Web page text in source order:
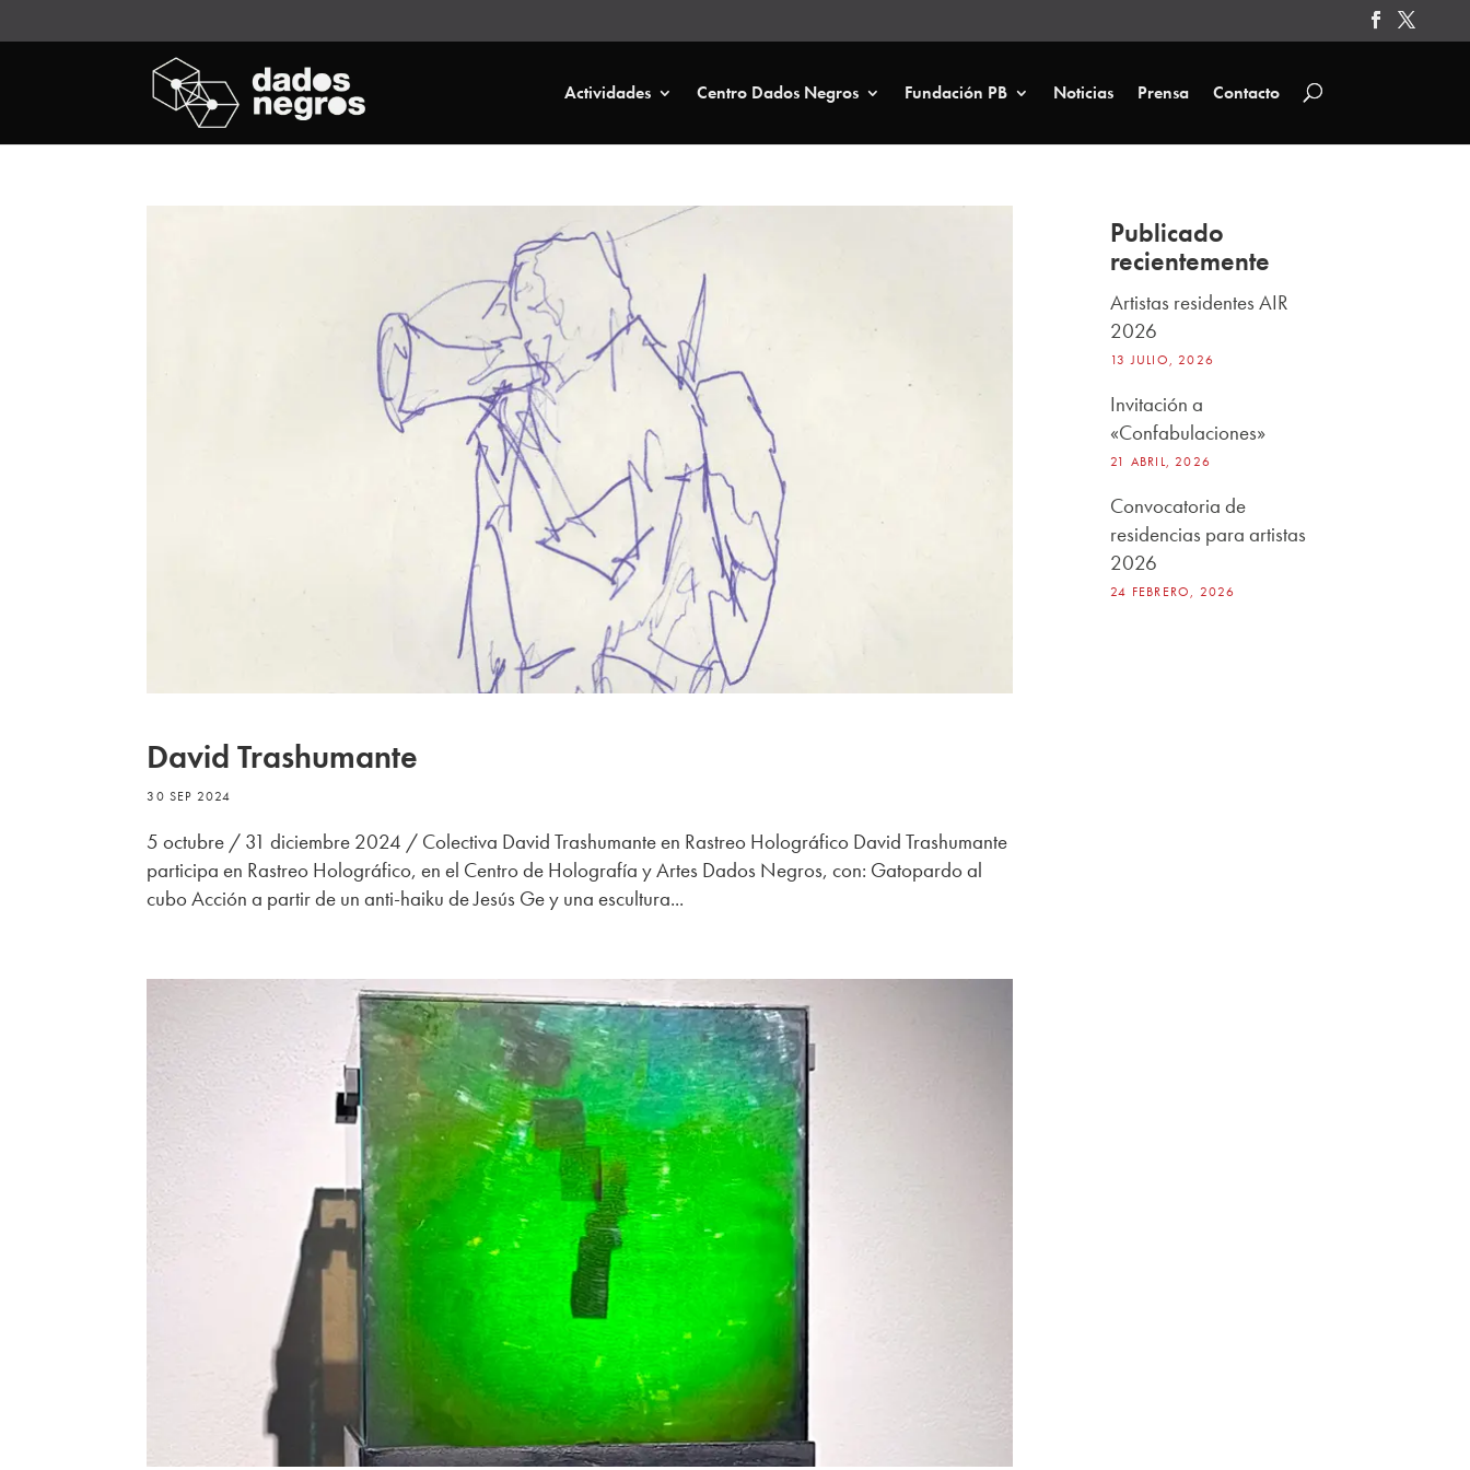
Actividades Centro Dados Negros Fundación PB Noticias Prensa Contacto
David Trashumante
30 SEP 2024
5 octubre / 31 diciembre 2024 / Colectiva David Trashumante en Rastreo Holográfico David Trashumante
participa en Rastreo Holográfico, en el Centro de Holografía y Artes Dados Negros, con: Gatopardo al
cubo Acción a partir de un anti-haiku de Jesús Ge y una escultura...
Publicado
recientemente
Artistas residentes AIR
2026
13 JULIO, 2026
Invitación a
«Confabulaciones»
21 ABRIL, 2026
Convocatoria de
residencias para artistas
2026
24 FEBRERO, 2026